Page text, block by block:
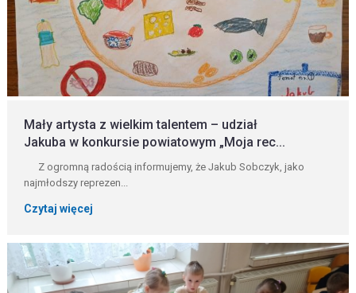
Mały artysta z wielkim talentem – udział
Jakuba w konkursie powiatowym „Moja rec...
Z ogromną radością informujemy, że Jakub Sobczyk, jako
najmłodszy reprezen...
Czytaj więcej